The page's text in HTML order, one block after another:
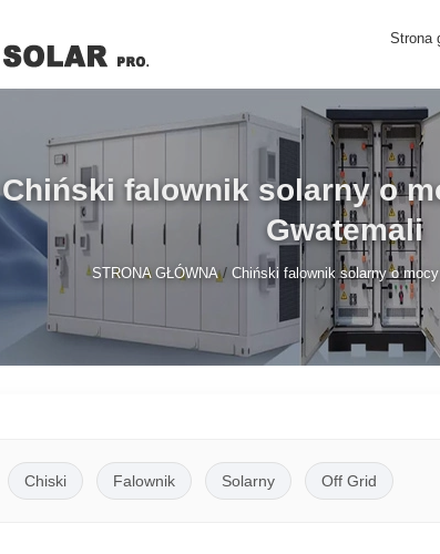
Strona
Chiński falownik solarny o
Gwatemali
STRONA GŁÓWNA/ Chiński falownik solarny o
Chiski Falownik Solarny Off Grid